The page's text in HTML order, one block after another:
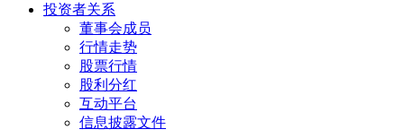
投资者关系
董事会成员
行情走势
股票行情
股利分红
互动平台
信息披露文件